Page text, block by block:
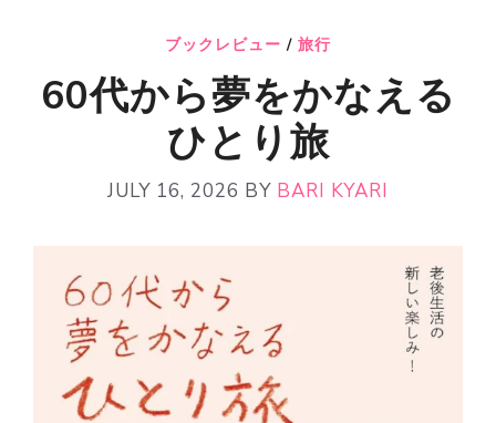
ブックレビュー / 旅行
60代から夢をかなえる
ひとり旅
JULY 16, 2026 BY BARI KYARI